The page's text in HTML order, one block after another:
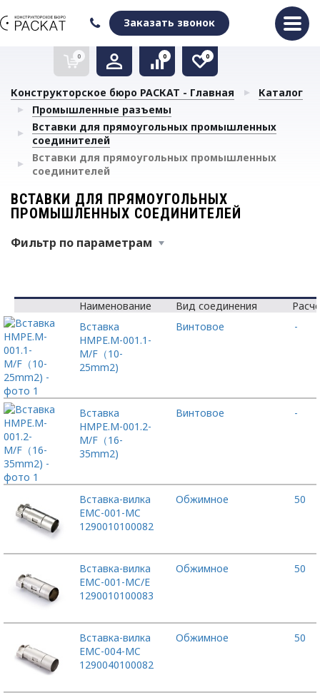
Заказать звонок
0
Очистить список сравнения
0
Очистить избранное
0
Конструкторское бюро РАСКАТ - Главная
Каталог
Промышленные разъемы
Вставки для прямоугольных промышленных
соединителей
Вставки для прямоугольных промышленных
соединителей
ВСТАВКИ ДЛЯ ПРЯМОУГОЛЬНЫХ
ПРОМЫШЛЕННЫХ СОЕДИНИТЕЛЕЙ
Фильтр по параметрам
Наименование Вид соединения
Вставка
HMPE.M-001.1-
M/F（10-
25mm2)
Винтовое -
Вставка
HMPE.M-001.2-
M/F（16-
35mm2)
Винтовое -
Вставка-вилка
EMC-001-MC
1290010100082
Обжимное 50
Вставка-вилка
EMC-001-MC/E
1290010100083
Обжимное 50
Вставка-вилка
EMC-004-MC
1290040100082
Обжимное 50